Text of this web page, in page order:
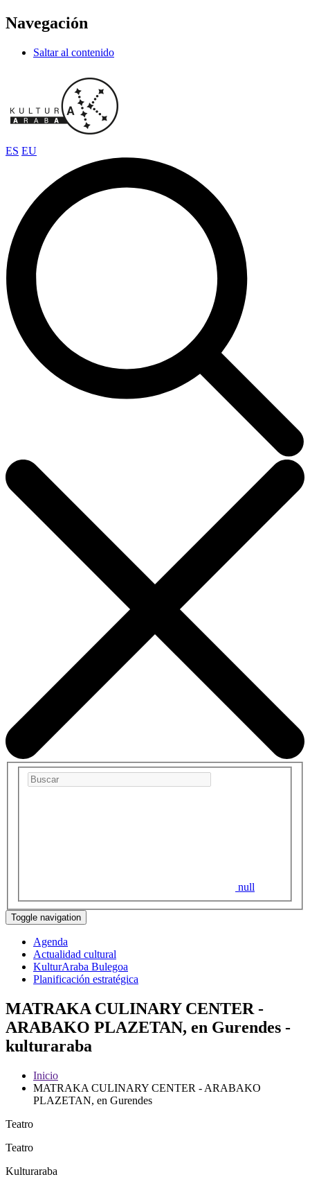
Navegación
Saltar al contenido
ES EU
null
Toggle navigation
Agenda
Actualidad cultural
KulturAraba Bulegoa
Planificación estratégica
MATRAKA CULINARY CENTER -
ARABAKO PLAZETAN, en Gurendes -
kulturaraba
Inicio
MATRAKA CULINARY CENTER - ARABAKO
PLAZETAN, en Gurendes
Teatro
Teatro
Kulturaraba